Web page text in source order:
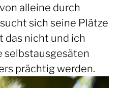
alleine durch
sich seine Plätze
das nicht und ich
selbstausgesäten
prächtig werden.